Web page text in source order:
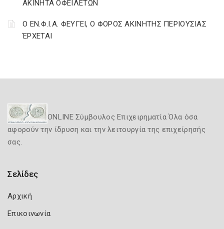
ΑΚΙΝΗΤΑ ΟΦΕΙΛΕΤΩΝ
Ο ΕΝ.Φ.Ι.Α. ΦΕΥΓΕΙ, Ο ΦΟΡΟΣ ΑΚΙΝΗΤΗΣ ΠΕΡΙΟΥΣΙΑΣ
ΈΡΧΕΤΑΙ
ONLINE Σύμβουλος Επιχειρηματία Όλα όσα
αφορούν την ίδρυση και την λειτουργία της επιχείρησής
σας.
Σελίδες
Αρχική
Επικοινωνία